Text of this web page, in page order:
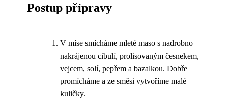
Postup přípravy
V míse smícháme mleté maso s nadrobno
nakrájenou cibulí, prolisovaným česnekem,
vejcem, solí, pepřem a bazalkou. Dobře
promícháme a ze směsi vytvoříme malé
kuličky.